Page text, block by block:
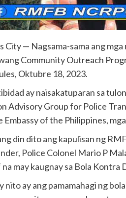
City — Nagsama-sama ang
Community Outreach
Oktubre 18, 2023.
ay naisakatuparan sa
Advisory Group for Police
Embassy of the Philippines,
din dito ang kapulisan ng
Police Colonel Mario P
na may kaugnay sa Bola
nito ay ang pamamahagi ng